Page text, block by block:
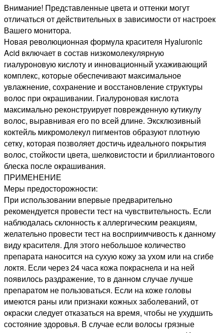
ДЛЯ
ВОЛОС
ЧЕРНЫЙ,
100мл
Внимание! Представленные цвета и оттенки могут
отличаться от действительных в зависимости от настроек
Вашего монитора.
Новая революционная формула красителя Hyaluronic
Acid включает в состав низкомолекулярную
гиалуроновую кислоту и инновационный ухаживающий
комплекс, которые обеспечивают максимальное
увлажнение, сохранение и восстановление структуры
волос при окрашивании. Гиалуроновая кислота
максимально реконструирует поврежденную кутикулу
волос, выравнивая его по всей длине. Эксклюзивный
коктейль микромолекул пигментов образуют плотную
сетку, которая позволяет достичь идеального покрытия
волос, стойкости цвета, шелковистости и бриллиантового
блеска после окрашивания.
ПРИМЕНЕНИЕ
Меры предосторожности:
При использовании впервые предварительно
рекомендуется провести тест на чувствительность. Если
наблюдалась склонность к аллергическим реакциям,
желательно провести тест на восприимчивость к данному
виду красителя. Для этого небольшое количество
препарата наносится на сухую кожу за ухом или на сгибе
локтя. Если через 24 часа кожа покраснела и на ней
появилось раздражение, то в данном случае лучше
препаратом не пользоваться. Если на коже головы
имеются раны или признаки кожных заболеваний, от
окраски следует отказаться на время, чтобы не ухудшить
состояние здоровья. В случае если волосы грязные